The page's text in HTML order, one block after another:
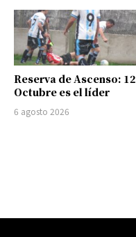
Reserva de Ascenso:
Octubre es el líder
6 agosto 2026